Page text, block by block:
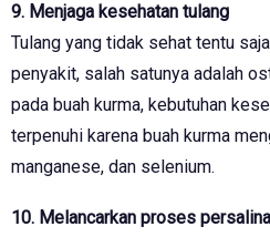
9. Menjaga kesehatan tulang
Tulang yang tidak sehat tentu
penyakit, salah satunya adalah
pada buah kurma, kebutuhan
terpenuhi karena buah kurma
manganese, dan selenium.
10. Melancarkan proses